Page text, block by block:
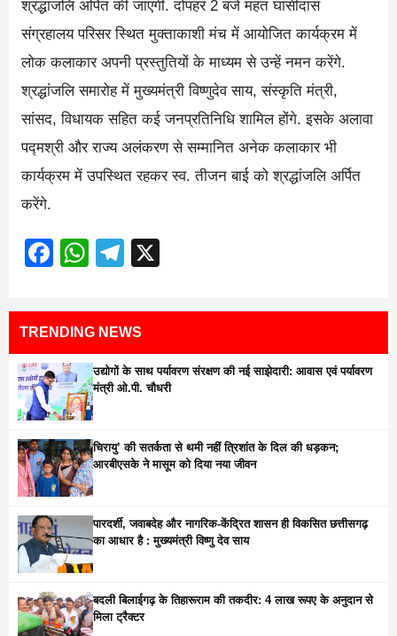
श्रद्धांजलि अर्पित की जाएगी. दोपहर 2 बजे महंत घासीदास
संग्रहालय परिसर स्थित मुक्ताकाशी मंच में आयोजित कार्यक्रम में
लोक कलाकार अपनी प्रस्तुतियों के माध्यम से उन्हें नमन करेंगे.
श्रद्धांजलि समारोह में मुख्यमंत्री विष्णुदेव साय, संस्कृति मंत्री,
सांसद, विधायक सहित कई जनप्रतिनिधि शामिल होंगे. इसके अलावा
पद्मश्री और राज्य अलंकरण से सम्मानित अनेक कलाकार भी
कार्यक्रम में उपस्थित रहकर स्व. तीजन बाई को श्रद्धांजलि अर्पित
करेंगे.
Facebook
WhatsApp
Telegram
TRENDING NEWS
उद्योगों के साथ पर्यावरण संरक्षण की नई साझेदारी: आवास एवं पर्यावरण
मंत्री ओ.पी. चौधरी
चिरायु’ की सतर्कता से थमी नहीं त्रिशांत के दिल की धड़कन;
आरबीएसके ने मासूम को दिया नया जीवन
पारदर्शी, जवाबदेह और नागरिक-केंद्रित शासन ही विकसित छत्तीसगढ़
का आधार है : मुख्यमंत्री विष्णु देव साय
बदली बिलाईगढ़ के तिहारूराम की तकदीर: 4 लाख रूपए के अनुदान से
मिला ट्रैक्टर